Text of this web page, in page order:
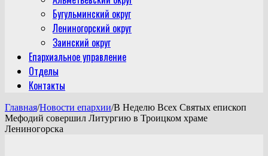
Бугульминский округ
Лениногорский округ
Заинский округ
Епархиальное управление
Отделы
Контакты
Главная/Новости епархии/В Неделю Всех Святых епископ
Мефодий совершил Литургию в Троицком храме
Лениногорска